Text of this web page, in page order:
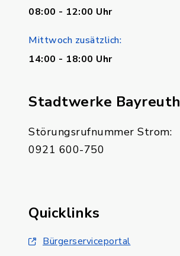
08:00 - 12:00 Uhr
Mittwoch zusätzlich:
14:00 - 18:00 Uhr
Stadtwerke Bayreuth
Störungsrufnummer Strom:
0921 600-750
Quicklinks
Bürgerserviceportal